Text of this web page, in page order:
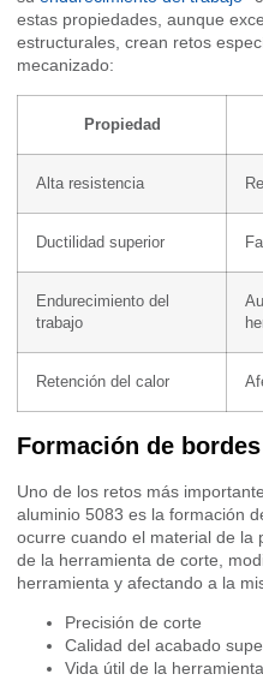
estas propiedades, aunque
estructurales, crean retos
mecanizado:
Propiedad
Alta resistencia
Ductilidad superior
Endurecimiento del
trabajo
Retención del calor
Formación de bordes
Uno de los retos más
aluminio 5083 es la formación
ocurre cuando el material de la
de la herramienta de corte,
herramienta y afectando a la
Precisión de corte
Calidad del acabado
Vida útil de la herramienta